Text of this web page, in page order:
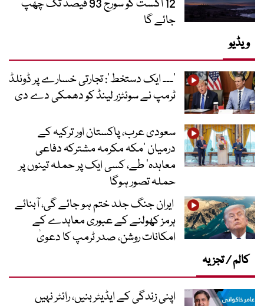
12 اگست کو سورج 93 فیصد تک چھپ
جائے گا
ویڈیو
’۔۔۔ ایک دستخط‘: تجارتی خسارے پر ڈونلڈ
ٹرمپ نے سوئٹزر لینڈ کو دھمکی دے دی
سعودی عرب، پاکستان اور ترکیہ کے
درمیان ’مکہ مکرمہ مشترکہ دفاعی
معاہدہ‘ طے، کسی ایک پر حملہ تینوں پر
حملہ تصور ہوگا
ایران جنگ جلد ختم ہو جائے گی، آبنائے
ہرمز کھولنے کے عبوری معاہدے کے
امکانات روشن، صدر ٹرمپ کا دعویٰ
کالم / تجزیہ
اپنی زندگی کے ایڈیٹر بنیں، رائٹر نہیں